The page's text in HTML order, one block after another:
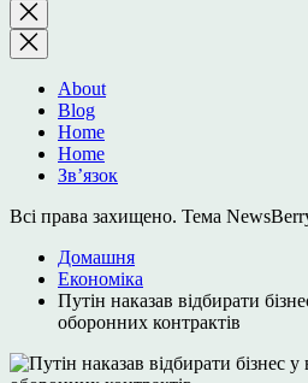
Закрити
пошук
About
Blog
Home
Home
Зв’язок
Всі права захищено. Тема
Домашня
Економіка
Путін наказав відбирати
оборонних контрактів